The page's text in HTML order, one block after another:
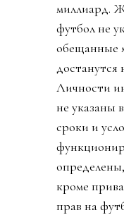
миллиард.
футбол не
обещанные
достанутся
Личности
не указаны
сроки и
кроме
прав на